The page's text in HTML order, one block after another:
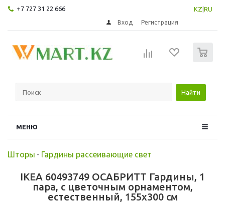
+7 727 31 22 666 KZ RU
Вход Регистрация
Найти
МЕНЮ
Шторы - Гардины рассеивающие свет
IKEA 60493749 ОСАБРИТТ Гардины, 1
пара, с цветочным орнаментом,
естественный, 155x300 см